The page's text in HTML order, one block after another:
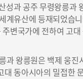
성과 공주 무령왕릉과
계유산에 등재되었습
변국가에 전하여 고
과 왕릉원은 백제 웅
대 동아시아의 밀접한